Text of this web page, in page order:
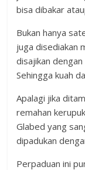
bisa dibakar
Bukan hanya
juga disediakan
disajikan
Sehingga kuah
Apalagi jika
remahan
Glabed yang
dipadukan
Perpaduan ini